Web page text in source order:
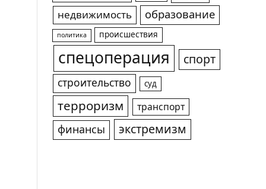
недвижимость
образование
политика происшествия
спецоперация спорт
строительство суд
терроризм транспорт
финансы экстремизм